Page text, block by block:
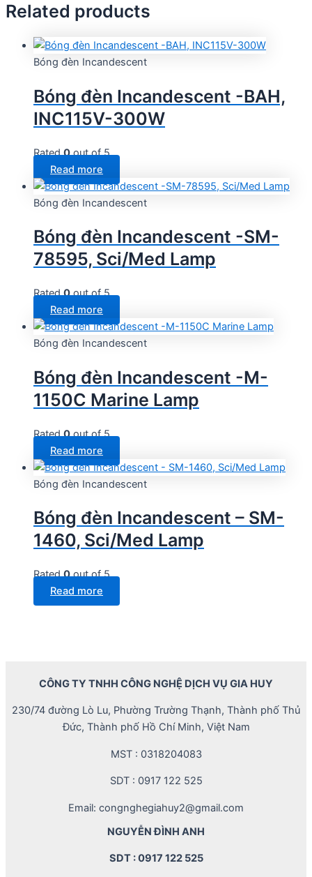
Related products
Bóng đèn Incandescent
Bóng đèn Incandescent -BAH,
INC115V-300W
Rated0out of 5
Read more
Bóng đèn Incandescent
Bóng đèn Incandescent -SM-
78595, Sci/Med Lamp
Rated0out of 5
Read more
Bóng đèn Incandescent
Bóng đèn Incandescent -M-
1150C Marine Lamp
Rated0out of 5
Read more
Bóng đèn Incandescent
Bóng đèn Incandescent – SM-
1460, Sci/Med Lamp
Rated0out of 5
Read more
CÔNG TY TNHH CÔNG NGHỆ DỊCH VỤ GIA HUY
230/74 đường Lò Lu, Phường Trường Thạnh, Thành phố Thủ
Đức, Thành phố Hồ Chí Minh, Việt Nam
MST : 0318204083
SDT : 0917 122 525
Email: congnghegiahuy2@gmail.com
NGUYỄN ĐÌNH ANH
SDT : 0917 122 525